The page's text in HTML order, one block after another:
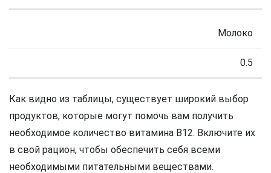
Молоко
0.5
Как видно из таблицы, существует широкий выбор
продуктов, которые могут помочь вам получить
необходимое количество витамина В12. Включите их
в свой рацион, чтобы обеспечить себя всеми
необходимыми питательными веществами.